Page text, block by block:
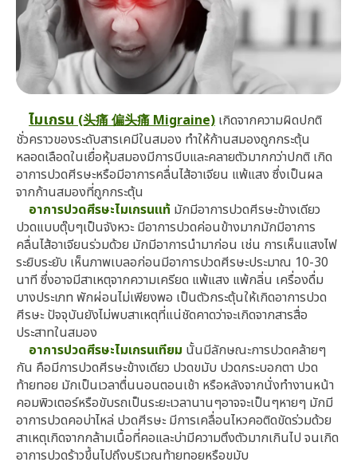
ไมเกรน(头痛 偏头痛 Migraine) เกิดจากความผิดปกติ
ชั่วคราวของระดับสารเคมีในสมอง ทำให้ก้านสมองถูกกระตุ้น
หลอดเลือดในเยื่อหุ้มสมองมีการบีบและคลายตัวมากกว่าปกติ เกิด
อาการปวดศีรษะหรือมีอาการคลื่นไส้อาเจียน แพ้แสง ซึ่งเป็นผล
จากก้านสมองที่ถูกกระตุ้น
อาการปวดศีรษะไมเกรนแท้ มักมีอาการปวดศีรษะข้างเดียว
ปวดแบบตุ๊บๆเป็นจังหวะ มีอาการปวดค่อนข้างมากมักมีอาการ
คลื่นไส้อาเจียนร่วมด้วย มักมีอาการนำมาก่อน เช่น การเห็นแสงไฟ
ระยิบระยับ เห็นภาพเบลอก่อนมีอาการปวดศีรษะประมาณ 10-30
นาที ซึ่งอาจมีสาเหตุจากความเครียด แพ้แสง แพ้กลิ่น เครื่องดื่ม
บางประเภท พักผ่อนไม่เพียงพอ เป็นตัวกระตุ้นให้เกิดอาการปวด
ศีรษะ ปัจจุบันยังไม่พบสาเหตุที่แน่ชัดคาดว่าจะเกิดจากสารสื่อ
ประสาทในสมอง
อาการปวดศีรษะไมเกรนเทียม นั้นมีลักษณะการปวดคล้ายๆ
กัน คือมีการปวดศีรษะข้างเดียว ปวดขมับ ปวดกระบอกตา ปวด
ท้ายทอย มักเป็นเวลาตื่นนอนตอนเช้า หรือหลังจากนั่งทำงานหน้า
คอมพิวเตอร์หรือขับรถเป็นระยะเวลานานๆอาจจะเป็นๆหายๆ มักมี
อาการปวดคอบ่าไหล่ ปวดศีรษะ มีการเคลื่อนไหวคอติดขัดร่วมด้วย
สาเหตุเกิดจากกล้ามเนื้อที่คอและบ่ามีความตึงตัวมากเกินไป จนเกิด
อาการปวดร้าวขึ้นไปถึงบริเวณท้ายทอยหรือขมับ